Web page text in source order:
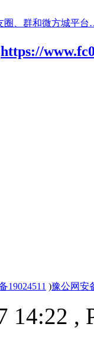
圈、群和微方城平
https://
19024511 )豫公网安
14:22 ,